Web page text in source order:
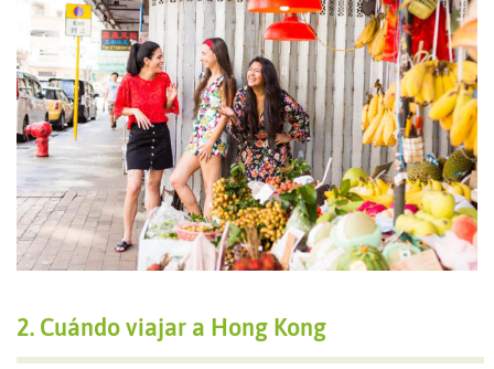
2. Cuándo viajar a Hong Kong